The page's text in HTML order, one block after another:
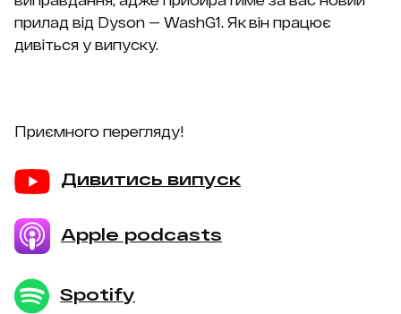
прилад від Dyson — WashG1. Як він працює
дивіться у випуску.
Приємного перегляду!
Дивитись випуск
Apple podcasts
Spotify